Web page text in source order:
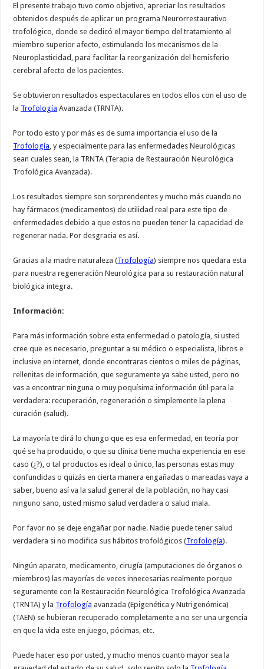
El presente trabajo tuvo como objetivo, apreciar los resultados
obtenidos después de aplicar un programa Neurorrestaurativo
trofológico, donde se dedicó el mayor tiempo del tratamiento al
miembro superior afecto, estimulando los mecanismos de la
Neuroplasticidad, para facilitar la reorganización del hemisferio
cerebral afecto de los pacientes.
Se obtuvieron resultados espectaculares en todos ellos con el uso de
la Trofología Avanzada (TRNTA).
Por todo esto y por más es de suma importancia el uso de la
Trofología , y especialmente para las enfermedades Neurológicas
sean cuales sean, la TRNTA (Terapia de Restauración Neurológica
Trofológica Avanzada).
Los resultados siempre son sorprendentes y mucho más cuando no
hay fármacos (medicamentos) de utilidad real para este tipo de
enfermedades debido a que estos no pueden tener la capacidad de
regenerar nada. Por desgracia es así.
Gracias a la madre naturaleza (Trofología) siempre nos quedara esta
para nuestra regeneración Neurológica para su restauración natural
biológica integra.
Información:
Para más información sobre esta enfermedad o patología, si usted
cree que es necesario, preguntar a su médico o especialista, libros e
inclusive en internet, donde encontraras cientos o miles de páginas,
rellenitas de información, que seguramente ya sabe usted, pero no
vas a encontrar ninguna o muy poquísima información útil para la
verdadera: recuperación, regeneración o simplemente la plena
curación (salud).
La mayoría te dirá lo chungo que es esa enfermedad, en teoría por
qué se ha producido, o que su clínica tiene mucha experiencia en ese
caso (¿?), o tal productos es ideal o único, las personas estas muy
confundidas o quizás en cierta manera engañadas o mareadas vaya a
saber, bueno así va la salud general de la población, no hay casi
ninguno sano, usted mismo salud verdadera o salud mala.
Por favor no se deje engañar por nadie. Nadie puede tener salud
verdadera si no modifica sus hábitos trofológicos (Trofología).
Ningún aparato, medicamento, cirugía (amputaciones de órganos o
miembros) las mayorías de veces innecesarias realmente porque
seguramente con la Restauración Neurológica Trofológica Avanzada
(TRNTA) y la Trofología avanzada (Epigenética y Nutrigenómica)
(TAEN) se hubieran recuperado completamente a no ser una urgencia
en que la vida este en juego, pócimas, etc.
Puede hacer eso por usted, y mucho menos cuanto mayor sea la